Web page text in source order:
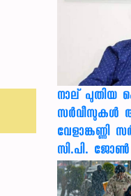
നാല് പുതിയ
സർവീസുകൾ
വേളാങ്കണ്ണി
സി.പി. ജോൺ